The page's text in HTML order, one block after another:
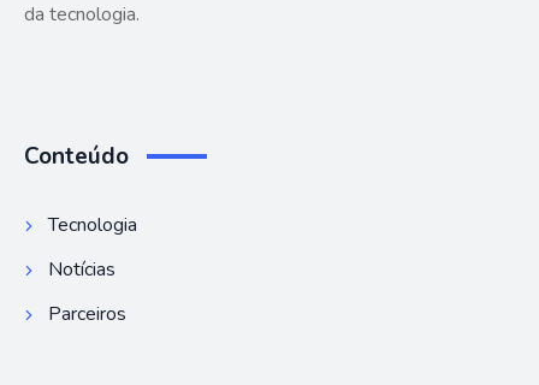
da tecnologia.
Conteúdo
Tecnologia
Notícias
Parceiros